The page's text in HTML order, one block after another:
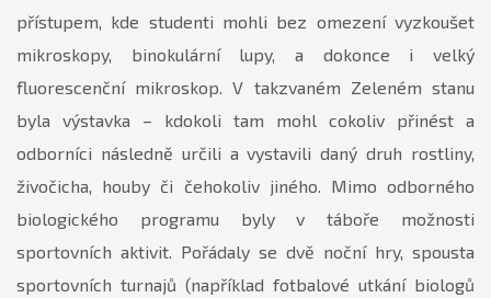
přístupem, kde studenti mohli bez omezení vyzkoušet
mikroskopy, binokulární lupy, a dokonce i velký
fluorescenční mikroskop. V takzvaném Zeleném stanu
byla výstavka – kdokoli tam mohl cokoliv přinést a
odborníci následně určili a vystavili daný druh rostliny,
živočicha, houby či čehokoliv jiného. Mimo odborného
biologického programu byly v táboře možnosti
sportovních aktivit. Pořádaly se dvě noční hry, spousta
sportovních turnajů (například fotbalové utkání biologů